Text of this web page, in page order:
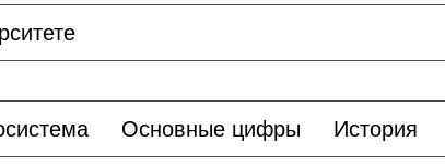
Основные цифры История